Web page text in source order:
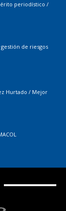
periodístico /
de riesgos
Hurtado / Mejor